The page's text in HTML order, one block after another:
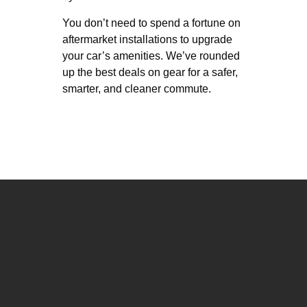
You don’t need to spend a fortune on
aftermarket installations to upgrade
your car’s amenities. We’ve rounded
up the best deals on gear for a safer,
smarter, and cleaner commute.